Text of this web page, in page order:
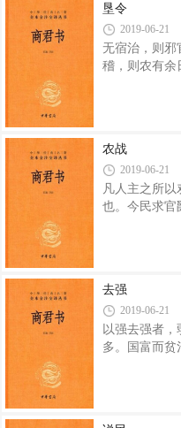
有高人之行者
于民。语曰：
可与虑始，而
和于俗，成大
垦令
2019-06-21
无宿治，则邪
稽，则农有余
官，则壮民疾
休。 少民
爵任与官，则
愚；愚，则无
农战
2019-06-21
凡人主之所
也。今民求官
不偷营，则多
曰：“农战可
业，务学《诗
下可以求官爵
去强
2019-06-21
以强去强者
多。国富而贫